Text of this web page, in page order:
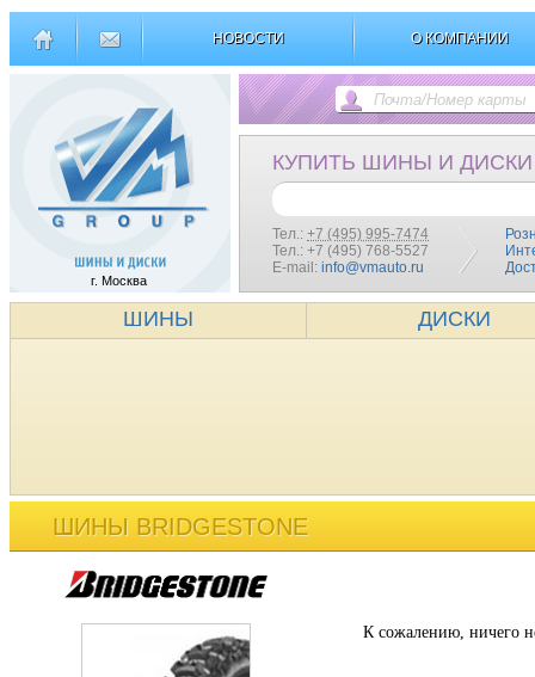
НОВОСТИ О КОМПАНИИ
г. Москва
КУПИТЬ ШИНЫ И ДИСКИ
Тел.: +7 (495) 995-7474
Тел.: +7 (495) 768-5527
E-mail: info@vmauto.ru
ШИНЫ ДИСКИ
ШИНЫ BRIDGESTONE
К сожалению, ничего